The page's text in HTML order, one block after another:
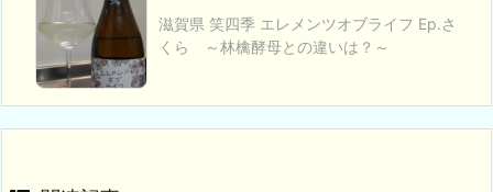
滋賀県 笑四季 エレメンツオブライフ Ep.さ
くら ～林檎酵母との違いは？～